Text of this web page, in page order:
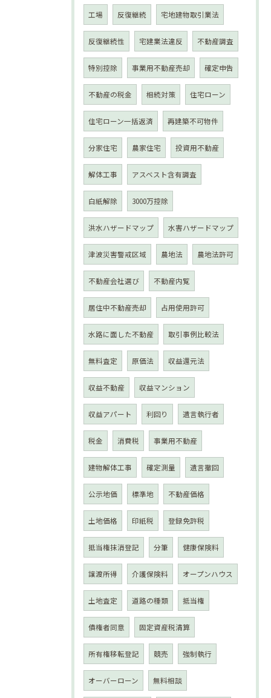
工場 反復継続 宅地建物取引業法
反復継続性 宅建業法違反 不動産調査
特別控除 事業用不動産売却 確定申告
不動産の税金 相続対策 住宅ローン
住宅ローン一括返済 再建築不可物件
分家住宅 農家住宅 投資用不動産
解体工事 アスベスト含有調査
白紙解除 3000万控除
洪水ハザードマップ 水害ハザードマップ
津波災害警戒区域 農地法 農地法許可
不動産会社選び 不動産内覧
居住中不動産売却 占用使用許可
水路に面した不動産 取引事例比較法
無料査定 原価法 収益還元法
収益不動産 収益マンション
収益アパート 利回り 遺言執行者
税金 消費税 事業用不動産
建物解体工事 確定測量 遺言撤回
公示地価 標準地 不動産価格
土地価格 印紙税 登録免許税
抵当権抹消登記 分筆 健康保険料
譲渡所得 介護保険料 オープンハウス
土地査定 道路の種類 抵当権
債権者同意 固定資産税清算
所有権移転登記 競売 強制執行
オーバーローン 無料相談